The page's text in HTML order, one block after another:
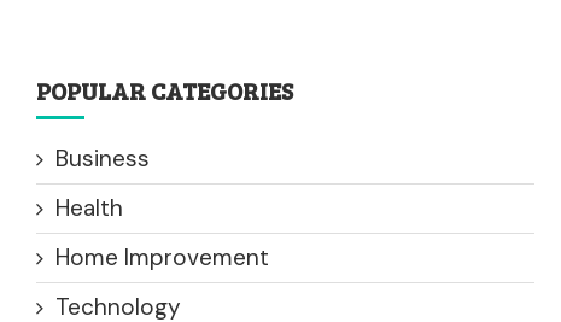
POPULAR CATEGORIES
Business
Health
Home Improvement
Technology